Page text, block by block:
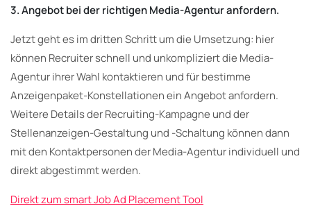
3. Angebot bei der richtigen Media-Agentur anfordern.
Jetzt geht es im dritten Schritt um die Umsetzung: hier
können Recruiter schnell und unkompliziert die Media-
Agentur ihrer Wahl kontaktieren und für bestimme
Anzeigenpaket-Konstellationen ein Angebot anfordern.
Weitere Details der Recruiting-Kampagne und der
Stellenanzeigen-Gestaltung und -Schaltung können dann
mit den Kontaktpersonen der Media-Agentur individuell und
direkt abgestimmt werden.
Direkt zum smart Job Ad Placement Tool